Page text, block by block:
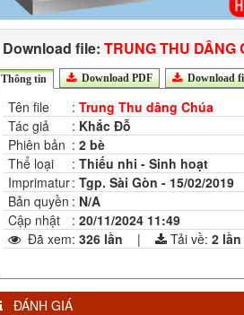
Download file: TRUNG THU DÂNG
Thông tin Download PDF Download
Tên file : Trung Thu dâng Chúa
Tác giả
: Khắc Đỗ
Phiên bản : 2 bè
Thể loại
: Thiếu nhi - Sinh hoạt
Imprimatur: Tgp. Sài Gòn - 15/02/2019
Bản quyền : N/A
Cập nhật
: 20/11/2024 11:49
Đã xem: 326 lần | Tải về: 2 lần
ĐÁNH GIÁ